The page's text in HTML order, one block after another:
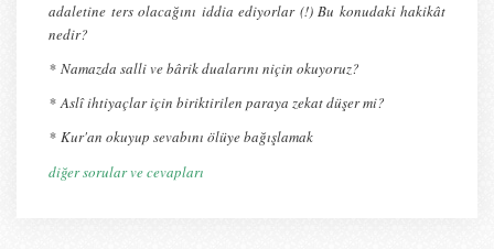
adaletine ters olacağını iddia ediyorlar (!) Bu konudaki hakikât
nedir?
* Namazda salli ve bârik dualarını niçin okuyoruz?
*Aslî ihtiyaçlar için biriktirilen paraya zekat düşer mi?
* Kur'an okuyup sevabını ölüye bağışlamak
diğer sorular ve cevapları